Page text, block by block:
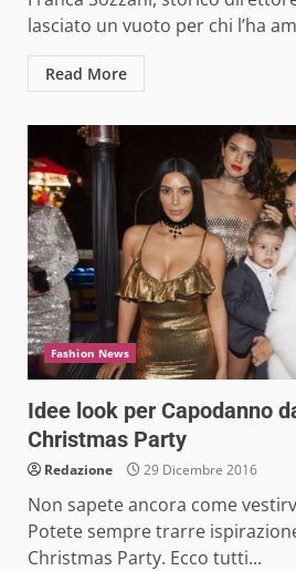
lasciato un vuoto per chi l’ha
Read More
Fashion News
Idee look per Capodanno
Christmas Party
Redazione 29 Dicembre 2016
Non sapete ancora come
Potete sempre trarre
Christmas Party. Ecco tutti...